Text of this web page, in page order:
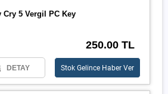
Cry 5 Vergil PC Key
250.00 TL
DETAY Stok Gelince Haber Ver